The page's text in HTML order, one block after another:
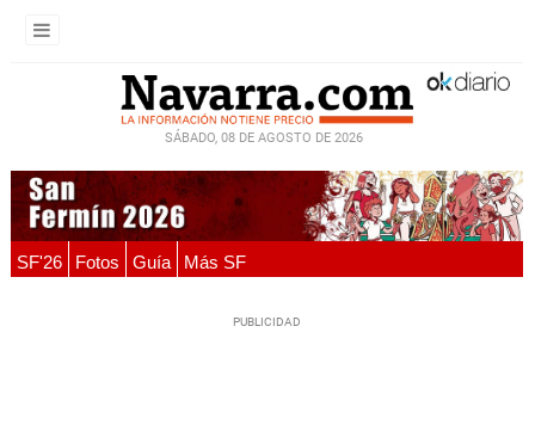
SÁBADO, 08 DE AGOSTO DE 2026
SF'26 Fotos Guía Más SF